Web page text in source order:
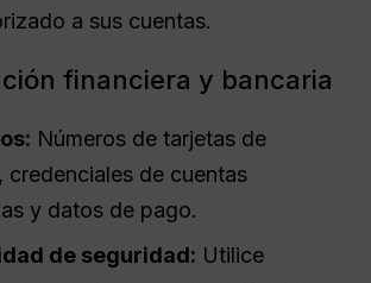
a sus cuentas.
financiera y bancaria
Números de tarjetas de
credenciales de cuentas
y datos de pago.
de seguridad: Utilice